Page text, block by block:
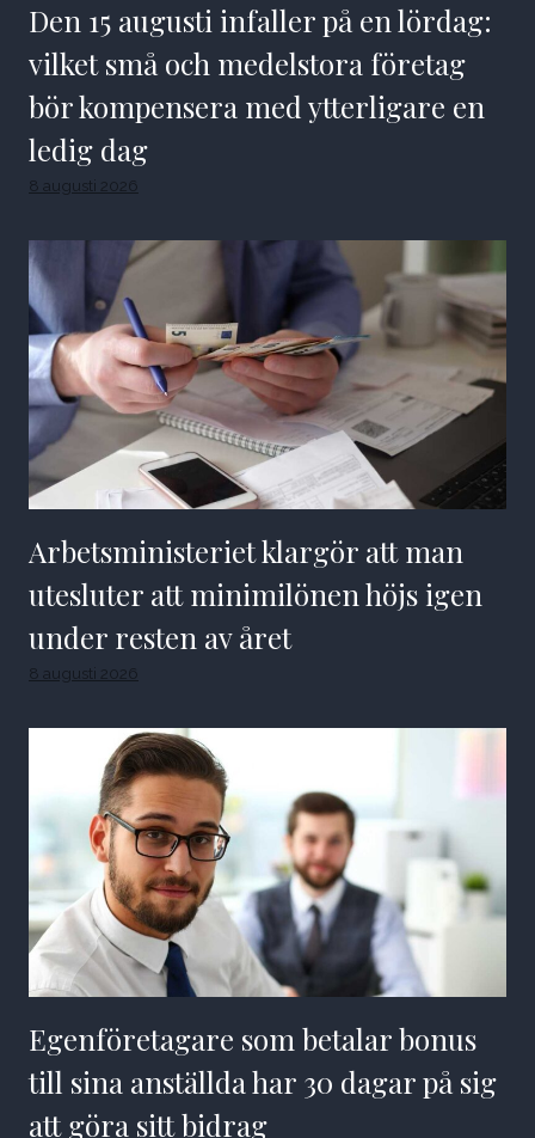
Den 15 augusti infaller på en lördag:
vilket små och medelstora företag
bör kompensera med ytterligare en
ledig dag
8 augusti 2026
Arbetsministeriet klargör att man
utesluter att minimilönen höjs igen
under resten av året
8 augusti 2026
Egenföretagare som betalar bonus
till sina anställda har 30 dagar på sig
att göra sitt bidrag